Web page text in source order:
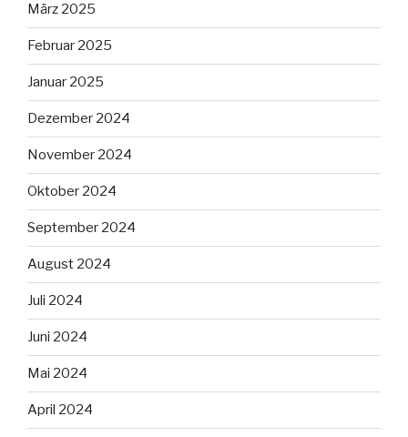
März 2025
Februar 2025
Januar 2025
Dezember 2024
November 2024
Oktober 2024
September 2024
August 2024
Juli 2024
Juni 2024
Mai 2024
April 2024